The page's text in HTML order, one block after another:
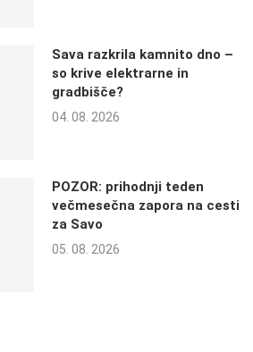
Sava razkrila kamnito dno –
so krive elektrarne in
gradbišče?
04. 08. 2026
POZOR: prihodnji teden
večmesečna zapora na cesti
za Savo
05. 08. 2026